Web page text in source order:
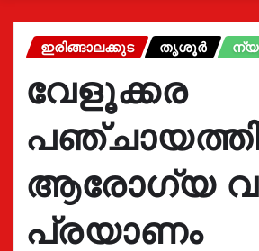
ഇരിങ്ങാലക്കുട തൃശൂർ
വേളൂക്കര
ആരോഗ്യ
പ്രയാണം